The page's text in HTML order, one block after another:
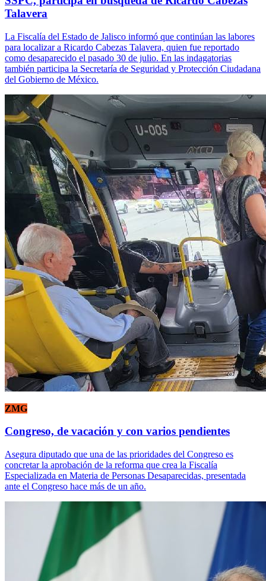
Talavera
La Fiscalía del Estado de Jalisco informó que continúan las labores
para localizar a Ricardo Cabezas Talavera, quien fue reportado
como desaparecido el pasado 30 de julio. En las indagatorias
también participa la Secretaría de Seguridad y Protección Ciudadana
del Gobierno de México.
ZMG
Congreso, de vacación y con varios pendientes
Asegura diputado que una de las prioridades del Congreso es
concretar la aprobación de la reforma que crea la Fiscalía
Especializada en Materia de Personas Desaparecidas, presentada
ante el Congreso hace más de un año.